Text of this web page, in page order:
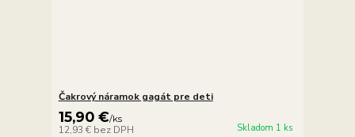
Čakrový náramok gagát pre deti
15,90 €/ks
12,93 € bez DPH Skladom 1 ks